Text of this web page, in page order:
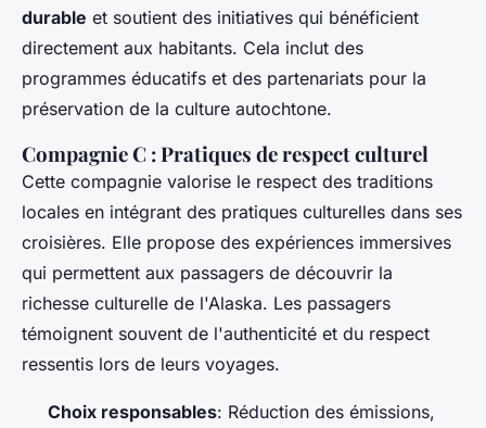
durable et soutient des initiatives qui bénéficient
directement aux habitants. Cela inclut des
programmes éducatifs et des partenariats pour la
préservation de la culture autochtone.
Compagnie C : Pratiques de respect culturel
Cette compagnie valorise le respect des traditions
locales en intégrant des pratiques culturelles dans ses
croisières. Elle propose des expériences immersives
qui permettent aux passagers de découvrir la
richesse culturelle de l'Alaska. Les passagers
témoignent souvent de l'authenticité et du respect
ressentis lors de leurs voyages.
Choix responsables: Réduction des émissions,